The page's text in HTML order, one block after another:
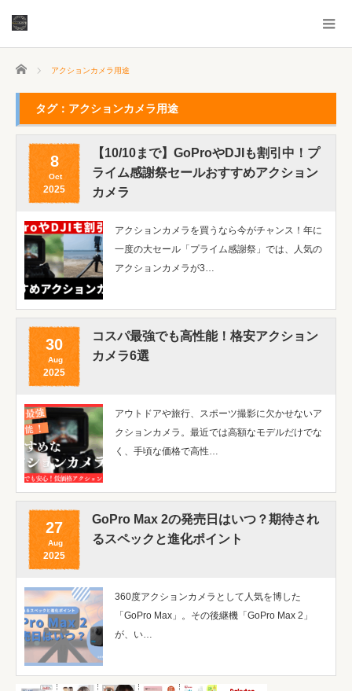
ホーム アクションカメラ用途
タグ：アクションカメラ用途
8
Oct
2025
【10/10まで】GoProやDJIも割引中！プ
ライム感謝祭セールおすすめアクション
カメラ
アクションカメラを買うなら今がチャンス！年に
一度の大セール「プライム感謝祭」では、人気の
アクションカメラが3…
30
Aug
2025
コスパ最強でも高性能！格安アクション
カメラ6選
アウトドアや旅行、スポーツ撮影に欠かせないア
クションカメラ。最近では高額なモデルだけでな
く、手頃な価格で高性…
27
Aug
2025
GoPro Max 2の発売日はいつ？期待され
るスペックと進化ポイント
360度アクションカメラとして人気を博した
「GoPro Max」。その後継機「GoPro Max 2」
が、い…